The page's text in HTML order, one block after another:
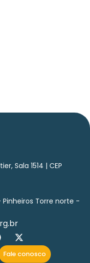
Sala 1514 | CEP
Pinheiros Torre norte -
Fale conosco